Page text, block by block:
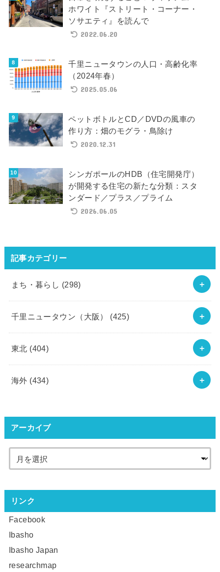
ホワイト『ストリート・コーナー・
ソサエティ』を読んで
2022.06.20
千里ニュータウンの人口・高齢化率
（2024年春）
2025.05.06
ペットボトルとCD／DVDの風車の
作り方：畑のモグラ・鳥除け
2020.12.31
シンガポールのHDB（住宅開発庁）
が開発する住宅の新たな分類：スタ
ンダード／プラス／プライム
2026.06.05
記事カテゴリー
まち・暮らし (298)
千里ニュータウン（大阪） (425)
東北 (404)
海外 (434)
アーカイブ
リンク
Facebook
Ibasho
Ibasho Japan
researchmap